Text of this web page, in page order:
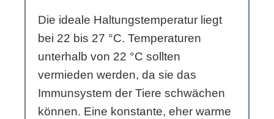
Die ideale Haltungstemperatur liegt
bei 22 bis 27 °C. Temperaturen
unterhalb von 22 °C sollten
vermieden werden, da sie das
Immunsystem der Tiere schwächen
können. Eine konstante, eher warme